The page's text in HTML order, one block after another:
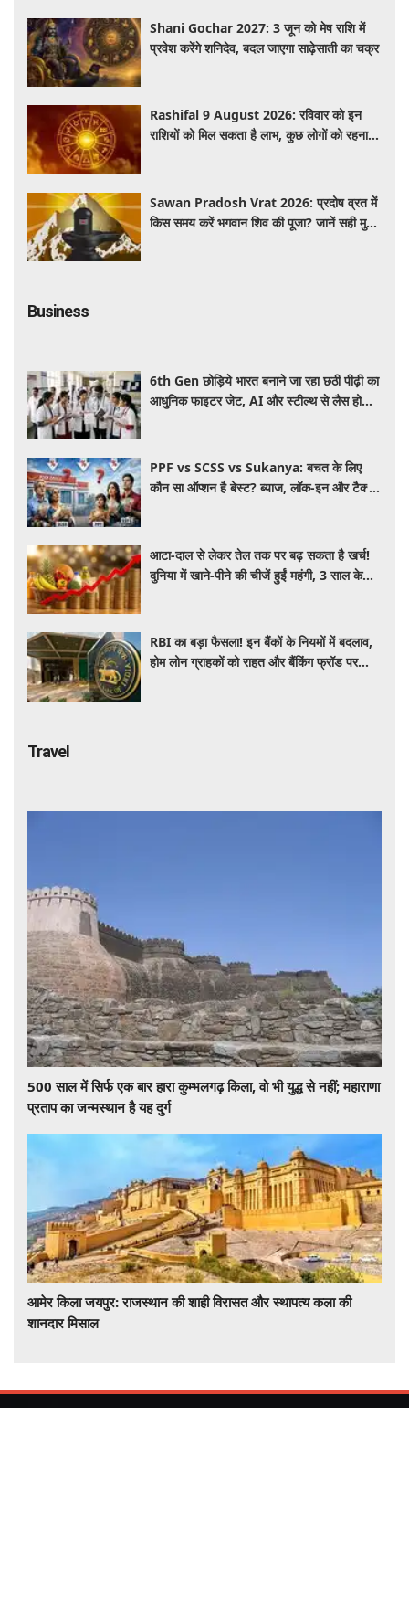
Shani Gochar 2027: 3 जून को मेष राशि में
प्रवेश करेंगे शनिदेव, बदल जाएगा साढ़ेसाती का चक्र
Rashifal 9 August 2026: रविवार को इन
राशियों को मिल सकता है लाभ, कुछ लोगों को रहना
Sawan Pradosh Vrat 2026: प्रदोष व्रत में
किस समय करें भगवान शिव की पूजा? जानें सही मुहूर्त
Business
6th Gen छोड़िये भारत बनाने जा रहा छठी पीढ़ी का
आधुनिक फाइटर जेट, AI और स्टील्थ से लैस होगा
PPF vs SCSS vs Sukanya: बचत के लिए
कौन सा ऑप्शन है बेस्ट? ब्याज, लॉक-इन और टैक्स
आटा-दाल से लेकर तेल तक पर बढ़ सकता है खर्च!
दुनिया में खाने-पीने की चीजें हुईं महंगी, 3 साल के
RBI का बड़ा फैसला! इन बैंकों के नियमों में बदलाव,
होम लोन ग्राहकों को राहत और बैंकिंग फ्रॉड पर
Travel
500 साल में सिर्फ एक बार हारा कुम्भलगढ़ किला, वो भी युद्ध से नहीं; महाराणा
प्रताप का जन्मस्थान है यह दुर्ग
आमेर किला जयपुर: राजस्थान की शाही विरासत और स्थापत्य कला की
शानदार मिसाल